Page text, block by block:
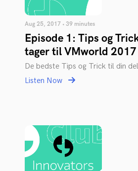
Aug 25, 2017 • 39 minutes
Episode 1: Tips og
tager til VMworld 2017
De bedste Tips og Trick til din
Listen Now